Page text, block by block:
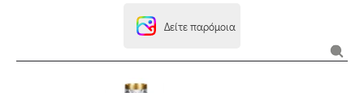
Δείτε παρόμοια